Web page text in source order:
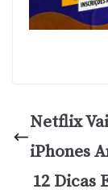
Netflix
iPhones
12 Dicas